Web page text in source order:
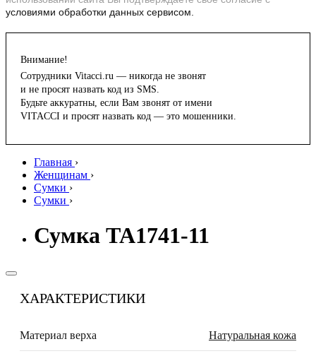
условиями обработки данных сервисом.
Внимание!
Сотрудники Vitacci.ru — никогда не звонят
и не просят назвать код из SMS.
Будьте аккуратны, если Вам звонят от имени
VITACCI и просят назвать код — это мошенники.
Главная ›
Женщинам ›
Сумки ›
Сумки ›
Сумка TA1741-11
ХАРАКТЕРИСТИКИ
Материал верха Натуральная кожа